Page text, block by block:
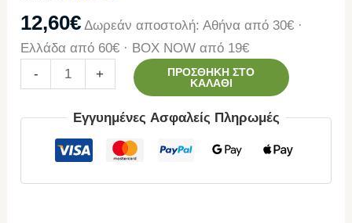
12,60€ Δωρεάν αποστολή: Αθήνα από 30€ ·
Ελλάδα από 60€ · BOX NOW από 19€
-
+
ΠΡΟΣΘΉΚΗ ΣΤΟ
ΚΑΛΆΘΙ
Εγγυημένες Ασφαλείς Πληρωμές